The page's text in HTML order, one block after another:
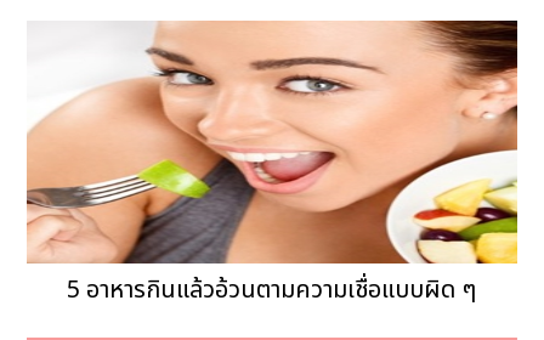
5 อาหารกินแล้วอ้วนตามความเชื่อแบบผิด ๆ